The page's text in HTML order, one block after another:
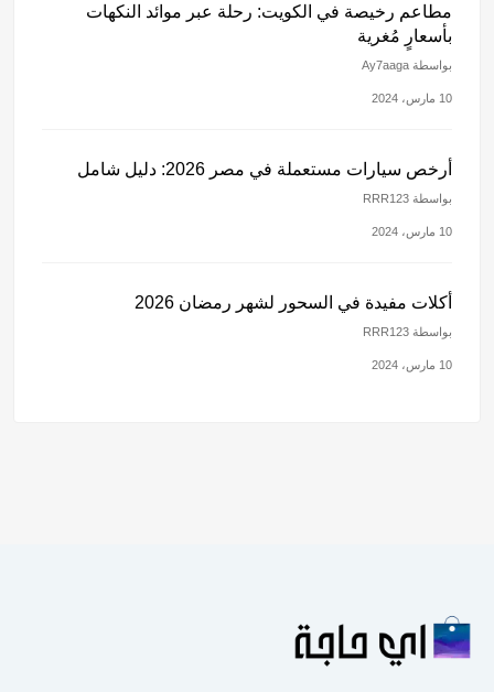
مطاعم رخيصة في الكويت: رحلة عبر موائد النكهات
بأسعارٍ مُغرية
بواسطة Ay7aaga
10 مارس، 2024
أرخص سيارات مستعملة في مصر 2026: دليل شامل
بواسطة RRR123
10 مارس، 2024
أكلات مفيدة في السحور لشهر رمضان 2026
بواسطة RRR123
10 مارس، 2024